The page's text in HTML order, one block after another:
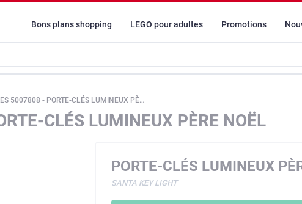
Bons plans shopping LEGO pour adultes Promotions
5007808 - PORTE-CLÉS LUMINEUX PÈRE NOËL
CLÉS LUMINEUX PÈRE NOËL
PORTE-CLÉS LUMINEUX
SANTA KEY LIGHT